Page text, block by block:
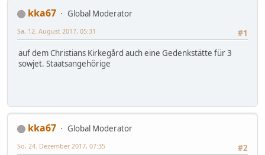
kka67
Global Moderator
#1
Sa, 12. August 2017, 05:31
auf dem Christians Kirkegård auch eine Gedenkstätte für 3
sowjet. Staatsangehörige
kka67
Global Moderator
#2
So, 24. Dezember 2017, 07:35